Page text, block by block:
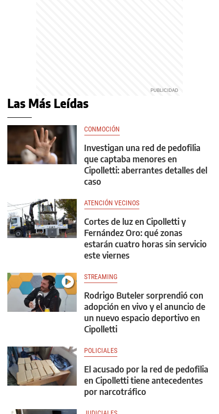
Las Más Leídas
CONMOCIÓN
Investigan una red de pedofilia
que captaba menores en
Cipolletti: aberrantes detalles del
caso
ATENCIÓN VECINOS
Cortes de luz en Cipolletti y
Fernández Oro: qué zonas
estarán cuatro horas sin servicio
este viernes
STREAMING
Rodrigo Buteler sorprendió con
adopción en vivo y el anuncio de
un nuevo espacio deportivo en
Cipolletti
POLICIALES
El acusado por la red de pedofilia
en Cipolletti tiene antecedentes
por narcotráfico